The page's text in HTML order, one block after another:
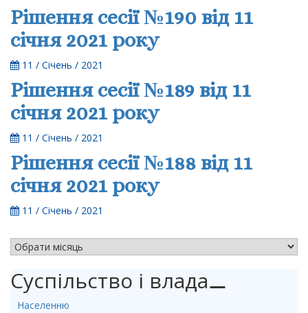
Рішення сесії №190 від 11
січня 2021 року
11 / Січень / 2021
Рішення сесії №189 від 11
січня 2021 року
11 / Січень / 2021
Рішення сесії №188 від 11
січня 2021 року
11 / Січень / 2021
Суспільство і влада⚊
Населенню